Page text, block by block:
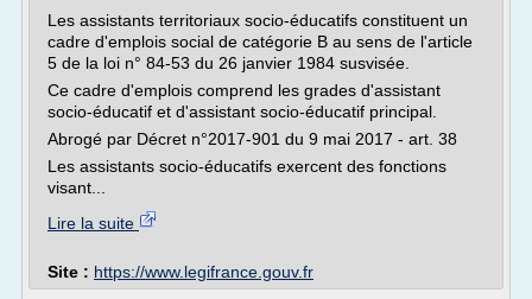
Les assistants territoriaux socio-éducatifs constituent un
cadre d'emplois social de catégorie B au sens de l'article
5 de la loi n° 84-53 du 26 janvier 1984 susvisée.
Ce cadre d'emplois comprend les grades d'assistant
socio-éducatif et d'assistant socio-éducatif principal.
Abrogé par Décret n°2017-901 du 9 mai 2017 - art. 38
Les assistants socio-éducatifs exercent des fonctions
visant...
Lire la suite
Site : https://www.legifrance.gouv.fr